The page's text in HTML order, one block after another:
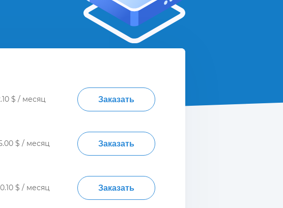
$ / месяц Заказать
$ / месяц Заказать
$ / месяц Заказать